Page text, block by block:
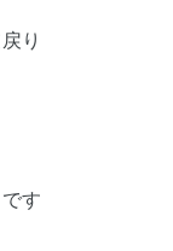
り
す